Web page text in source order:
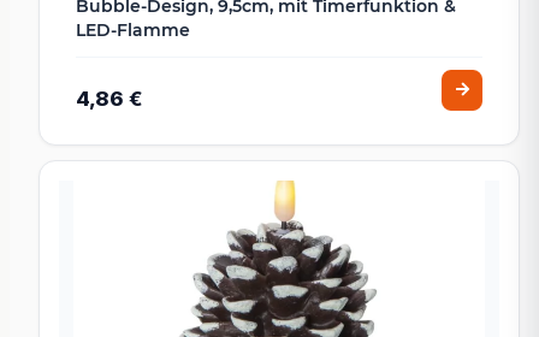
Bubble-Design, 9,5cm, mit Timerfunktion &
LED-Flamme
4,86 €